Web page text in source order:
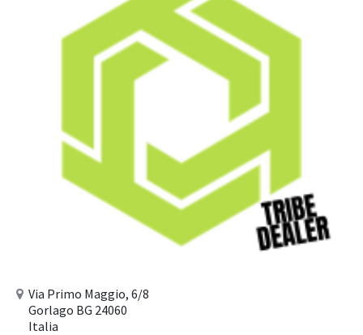
Via Primo Maggio, 6/8
Gorlago BG 24060
Italia